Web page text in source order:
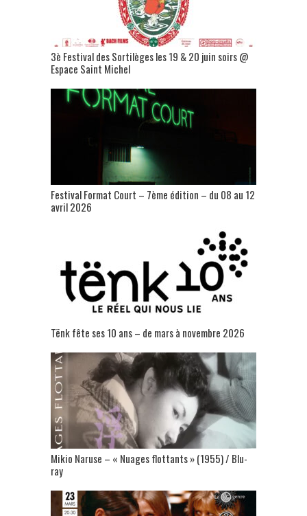
3è Festival des Sortilèges les 19 & 20 juin soirs @
Espace Saint Michel
Festival Format Court – 7ème édition – du 08 au 12
avril 2026
Tënk fête ses 10 ans – de mars à novembre 2026
Mikio Naruse – « Nuages flottants » (1955) / Blu-
ray